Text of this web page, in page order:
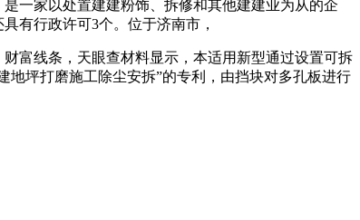
一家以处置建建粉饰、拆修和其他建建业为从的企
有行政许可3个。位于济南市，
富线条，天眼查材料显示，本适用新型通过设置可拆
坪打磨施工除尘安拆”的专利，由挡块对多孔板进行